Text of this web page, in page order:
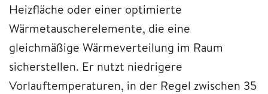
Heizfläche oder einer optimierte
Wärmetauscherelemente, die eine
gleichmäßige Wärmeverteilung im Raum
sicherstellen. Er nutzt niedrigere
Vorlauftemperaturen, in der Regel zwischen 35